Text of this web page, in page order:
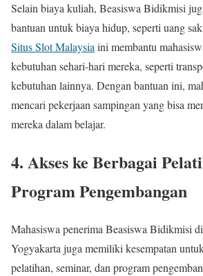
Selain biaya kuliah, Beasiswa Bidikmisi
bantuan untuk biaya hidup, seperti uang
Situs Slot Malaysiaini membantu
kebutuhan sehari-hari mereka, seperti
kebutuhan lainnya. Dengan bantuan ini,
mencari pekerjaan sampingan yang bisa
mereka dalam belajar.
4. Akses ke Berbagai
Program Pengembangan
Mahasiswa penerima Beasiswa Bidikmisi
Yogyakarta juga memiliki kesempatan
pelatihan, seminar, dan program